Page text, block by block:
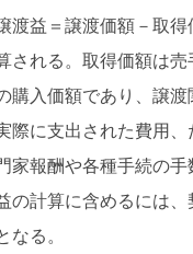
渡益＝譲渡価額－取
される。取得価額は売
購入価額であり、譲
際に支出された費用、
家報酬や各種手続の
の計算に含めるには
なる。